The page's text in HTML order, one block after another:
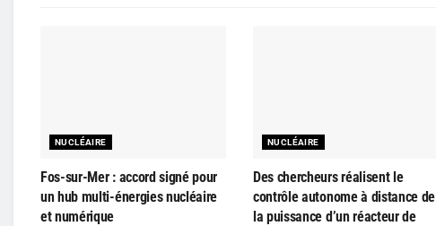
NUCLÉAIRE
Fos-sur-Mer : accord signé pour
un hub multi-énergies nucléaire
et numérique
NUCLÉAIRE
Des chercheurs réalisent le
contrôle autonome à distance de
la puissance d’un réacteur de